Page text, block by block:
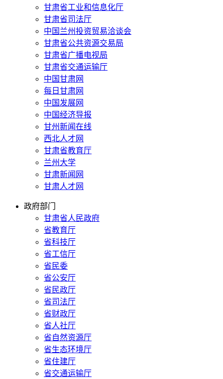
甘肃省工业和信息化厅
甘肃省司法厅
中国兰州投资贸易洽谈会
甘肃省公共资源交易局
甘肃省广播电视局
甘肃省交通运输厅
中国甘肃网
每日甘肃网
中国发展网
中国经济导报
甘州新闻在线
西北人才网
甘肃省教育厅
兰州大学
甘肃新闻网
甘肃人才网
政府部门
甘肃省人民政府
省教育厅
省科技厅
省工信厅
省民委
省公安厅
省民政厅
省司法厅
省财政厅
省人社厅
省自然资源厅
省生态环境厅
省住建厅
省交通运输厅